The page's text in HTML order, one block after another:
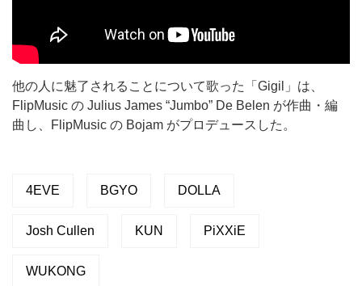
他の人に魅了されることについて歌った「Gigil」は、
FlipMusic の Julius James “Jumbo” De Belen が作曲・編
曲し、FlipMusic の Bojam がプロデュースした。
4EVE BGYO DOLLA
Josh Cullen KUN PiXXiE
WUKONG